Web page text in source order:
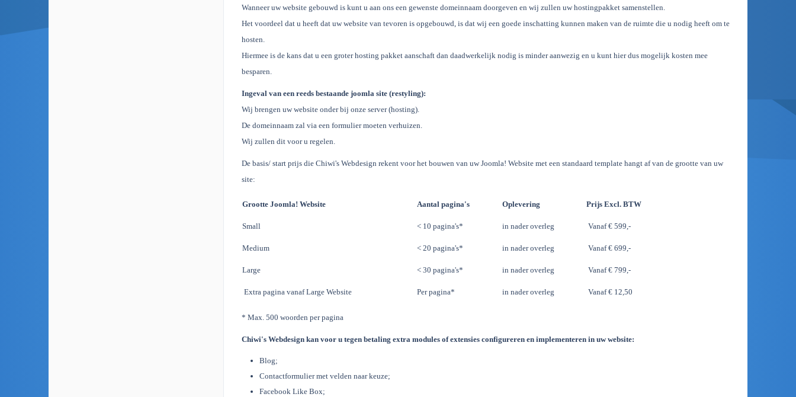
Wanneer uw website gebouwd is kunt u aan ons een gewenste domeinnaam doorgeven en wij zullen uw hostingpakket samenstellen.
Het voordeel dat u heeft dat uw website van tevoren is opgebouwd, is dat wij een goede inschatting kunnen maken van de ruimte die u nodig heeft om te
hosten.
Hiermee is de kans dat u een groter hosting pakket aanschaft dan daadwerkelijk nodig is minder aanwezig en u kunt hier dus mogelijk kosten mee
besparen.
Ingeval van een reeds bestaande joomla site (restyling):
Wij brengen uw website onder bij onze server (hosting).
De domeinnaam zal via een formulier moeten verhuizen.
Wij zullen dit voor u regelen.
De basis/ start prijs die Chiwi's Webdesign rekent voor het bouwen van uw Joomla! Website met een standaard template hangt af van de grootte van uw
site:
Grootte Joomla! Website Aantal pagina's Oplevering Prijs Excl. BTW
Small < 10 pagina's* in nader overleg Vanaf € 599,-
Medium < 20 pagina's* in nader overleg Vanaf € 699,-
Large < 30 pagina's* in nader overleg Vanaf € 799,-
Extra pagina vanaf Large Website Per pagina* in nader overleg Vanaf € 12,50
* Max. 500 woorden per pagina
Chiwi's Webdesign kan voor u tegen betaling extra modules of extensies configureren en implementeren in uw website:
Blog;
Contactformulier met velden naar keuze;
Facebook Like Box;